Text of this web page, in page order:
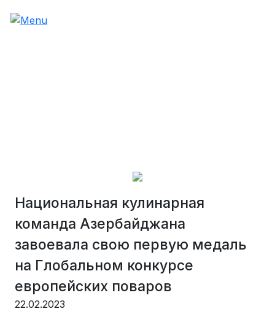
Национальная кулинарная
команда Азербайджана
завоевала свою первую медаль
на Глобальном конкурсе
европейских поваров
22.02.2023